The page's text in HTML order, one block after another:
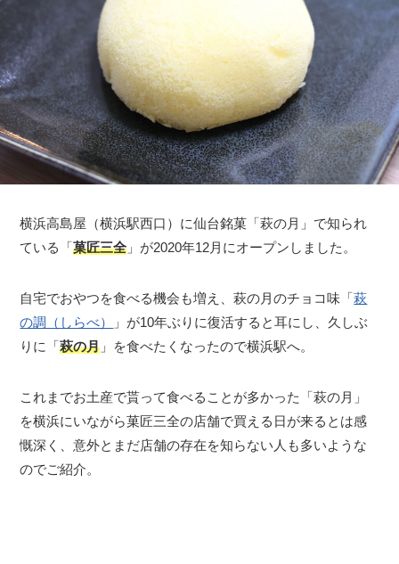
横浜高島屋（横浜駅西口）に仙台銘菓「萩の月」で知られ
ている「菓匠三全」が2020年12月にオープンしました。
自宅でおやつを食べる機会も増え、萩の月のチョコ味「萩
の調（しらべ）
」が10年ぶりに復活すると耳にし、久しぶ
りに「萩の月 」を食べたくなったので横浜駅へ。
これまでお土産で貰って食べることが多かった「萩の月」
を横浜にいながら菓匠三全の店舗で買える日が来るとは感
慨深く、意外とまだ店舗の存在を知らない人も多いような
のでご紹介。